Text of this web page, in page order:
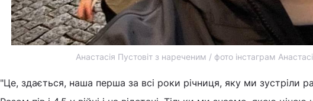
Анастасія Пустовіт з нареченим / фото інстаграм
"Це, здається, наша перша за всі роки річниця, яку ми зустріли